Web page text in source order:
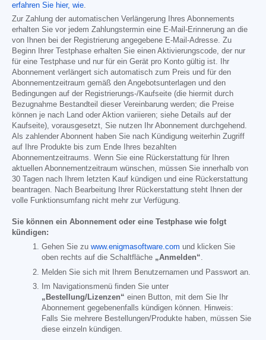
erfahren Sie hier, wie.
Zur Zahlung der automatischen Verlängerung Ihres Abonnements
erhalten Sie vor jedem Zahlungstermin eine E-Mail-Erinnerung an die
von Ihnen bei der Registrierung angegebene E-Mail-Adresse. Zu
Beginn Ihrer Testphase erhalten Sie einen Aktivierungscode, der nur
für eine Testphase und nur für ein Gerät pro Konto gültig ist. Ihr
Abonnement verlängert sich automatisch zum Preis und für den
Abonnementzeitraum gemäß den Angebotsunterlagen und den
Bedingungen auf der Registrierungs-/Kaufseite (die hiermit durch
Bezugnahme Bestandteil dieser Vereinbarung werden; die Preise
können je nach Land oder Aktion variieren; siehe Details auf der
Kaufseite), vorausgesetzt, Sie nutzen Ihr Abonnement durchgehend.
Als zahlender Abonnent haben Sie nach Kündigung weiterhin Zugriff
auf Ihre Produkte bis zum Ende Ihres bezahlten
Abonnementzeitraums. Wenn Sie eine Rückerstattung für Ihren
aktuellen Abonnementzeitraum wünschen, müssen Sie innerhalb von
30 Tagen nach Ihrem letzten Kauf kündigen und eine Rückerstattung
beantragen. Nach Bearbeitung Ihrer Rückerstattung steht Ihnen der
volle Funktionsumfang nicht mehr zur Verfügung.
Sie können ein Abonnement oder eine Testphase wie folgt
kündigen:
Gehen Sie zu www.enigmasoftware.com und klicken Sie
oben rechts auf die Schaltfläche „Anmelden“.
Melden Sie sich mit Ihrem Benutzernamen und Passwort an.
Im Navigationsmenü finden Sie unter
„Bestellung/Lizenzen“ einen Button, mit dem Sie Ihr
Abonnement gegebenenfalls kündigen können. Hinweis:
Falls Sie mehrere Bestellungen/Produkte haben, müssen Sie
diese einzeln kündigen.